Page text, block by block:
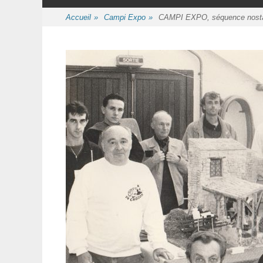
contenu
Accueil » Campi Expo » CAMPI EXPO, séquence